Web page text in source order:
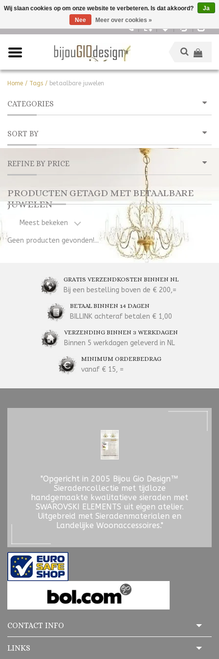
Home / Tags / betaalbare juwelen
CATEGORIES
SORT BY
REFINE BY PRICE
PRODUCTEN GETAGD MET BETAALBARE
JUWELEN
Meest bekeken
Geen producten gevonden!...
GRATIS VERZENDKOSTEN BINNEN NL
Bij een bestelling boven de € 200,=
BETAAL BINNEN 14 DAGEN
BILLINK achteraf betalen € 1,00
VERZENDING BINNEN 3 WERKDAGEN
Binnen 5 werkdagen geleverd in NL
MINIMUM ORDERBEDRAG
vanaf € 15, =
"Opgericht in 2005 Bijou Gio Design™
Sieradencollectie met tijdloze
handgemaakte kwalitatieve sieraden met
SWAROVSKI ELEMENTS uit eigen atelier.
Uitgebreid met Sieradenmaterialen en
Landelijke Woonaccessoires."
CONTACT INFO
LINKS
Wij slaan cookies op om onze website te verbeteren. Is dat akkoord?
Ja
Nee
Meer over cookies »